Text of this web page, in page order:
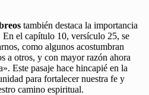
también destaca la importancia
En el capítulo 10, versículo 25, se
como algunos acostumbran
a otros, y con mayor razón ahora
Este pasaje hace hincapié en la
para fortalecer nuestra fe y
camino espiritual.